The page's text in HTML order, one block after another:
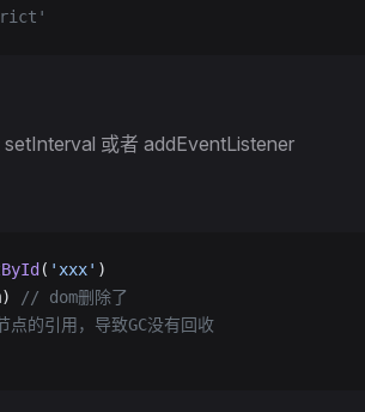
或者 addEventListener
( 'xxx' )
// dom删除了
点的引用，导致GC没有回收